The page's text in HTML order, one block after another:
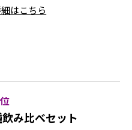
はこちら
み比べセット